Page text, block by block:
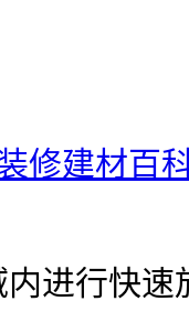
修建材百
行快速